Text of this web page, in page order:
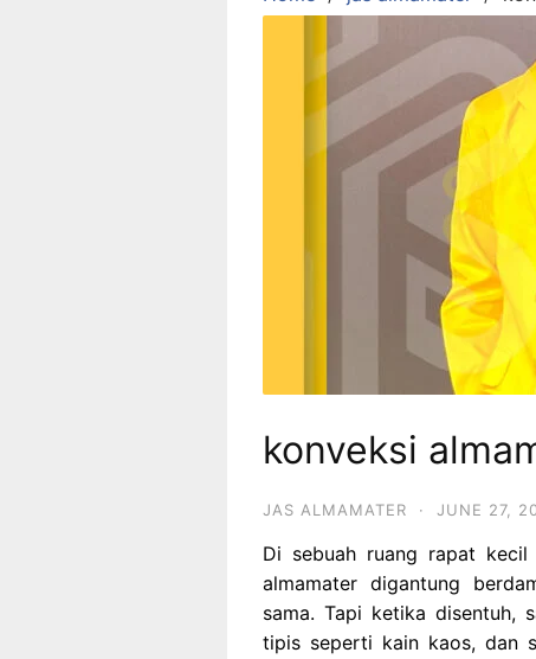
konveksi
JAS ALMAMATER · JUNE 27,
Di sebuah ruang rapat
almamater digantung
sama. Tapi ketika disentuh,
tipis seperti kain kaos, dan